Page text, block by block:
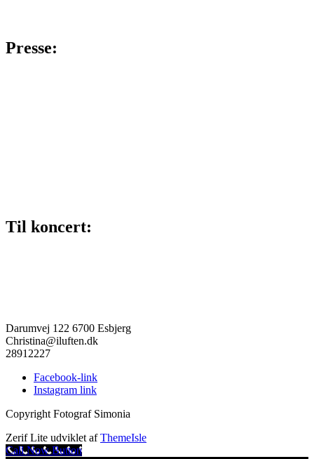
Presse:
Til koncert:
Darumvej 122 6700 Esbjerg
Christina@iluften.dk
28912227
Facebook-link
Instagram link
Copyright Fotograf Simonia
Zerif Lite udviklet afThemeIsle
Call Now Button